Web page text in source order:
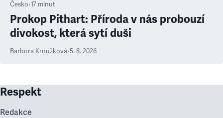
Česko•17 minut
Prokop Pithart: Příroda v nás probouzí
divokost, která sytí duši
Barbora Kroužková•5. 8. 2026
Respekt
Redakce